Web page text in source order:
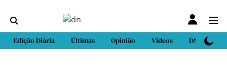
Edição Diária Últimas Opinião Vídeos DN Sport